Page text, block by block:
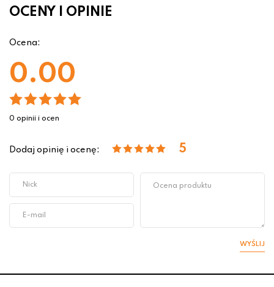
OCENY I OPINIE
Ocena:
0.00
0 opinii i ocen
Dodaj opinię i ocenę: 5
WYŚLIJ